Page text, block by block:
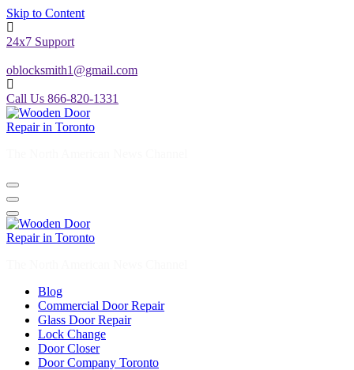
Skip to Content
24x7 Support
oblocksmith1@gmail.com
Call Us 866-820-1331
Blog
Commercial Door Repair
Glass Door Repair
Lock Change
Door Closer
Door Company Toronto